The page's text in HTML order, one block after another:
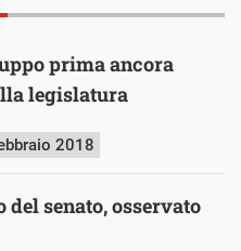
prima ancora
legislatura
2018
del senato, osservato